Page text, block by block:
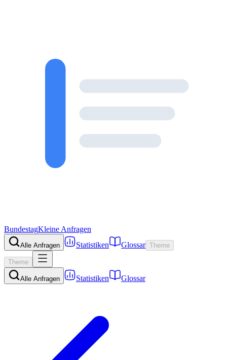
BundestagKleine Anfragen
Alle Anfragen Statistiken Glossar Theme
Theme
Alle Anfragen Statistiken Glossar